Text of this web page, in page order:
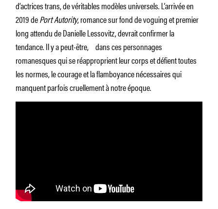
d’actrices trans, de véritables modèles universels. L’arrivée en
2019 dePort Autority, romance sur fond de voguing et premier
long attendu de Danielle Lessovitz, devrait confirmer la
tendance. Il y a peut-être, dans ces personnages
romanesques qui se réapproprient leur corps et défient toutes
les normes, le courage et la flamboyance nécessaires qui
manquent parfois cruellement à notre époque.